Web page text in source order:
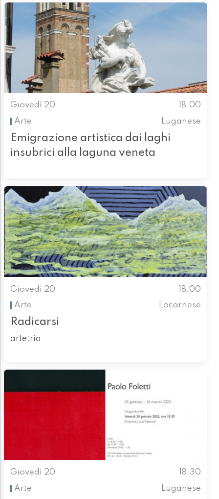
Giovedì 20
18.00
Arte
Luganese
Emigrazione artistica dai laghi
insubrici alla laguna veneta
Giovedì 20
18.00
Arte
Locarnese
Radicarsi
arte:ria
Giovedì 20
18.30
Arte
Luganese